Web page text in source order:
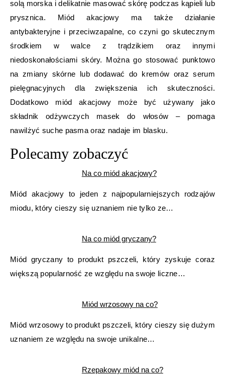
solą morska i delikatnie masować skórę podczas kąpieli lub
prysznica. Miód akacjowy ma także działanie
antybakteryjne i przeciwzapalne, co czyni go skutecznym
środkiem w walce z trądzikiem oraz innymi
niedoskonałościami skóry. Można go stosować punktowo
na zmiany skórne lub dodawać do kremów oraz serum
pielęgnacyjnych dla zwiększenia ich skuteczności.
Dodatkowo miód akacjowy może być używany jako
składnik odżywczych masek do włosów – pomaga
nawilżyć suche pasma oraz nadaje im blasku.
Polecamy zobaczyć
Na co miód akacjowy?
Miód akacjowy to jeden z najpopularniejszych rodzajów
miodu, który cieszy się uznaniem nie tylko ze…
Na co miód gryczany?
Miód gryczany to produkt pszczeli, który zyskuje coraz
większą popularność ze względu na swoje liczne…
Miód wrzosowy na co?
Miód wrzosowy to produkt pszczeli, który cieszy się dużym
uznaniem ze względu na swoje unikalne…
Rzepakowy miód na co?